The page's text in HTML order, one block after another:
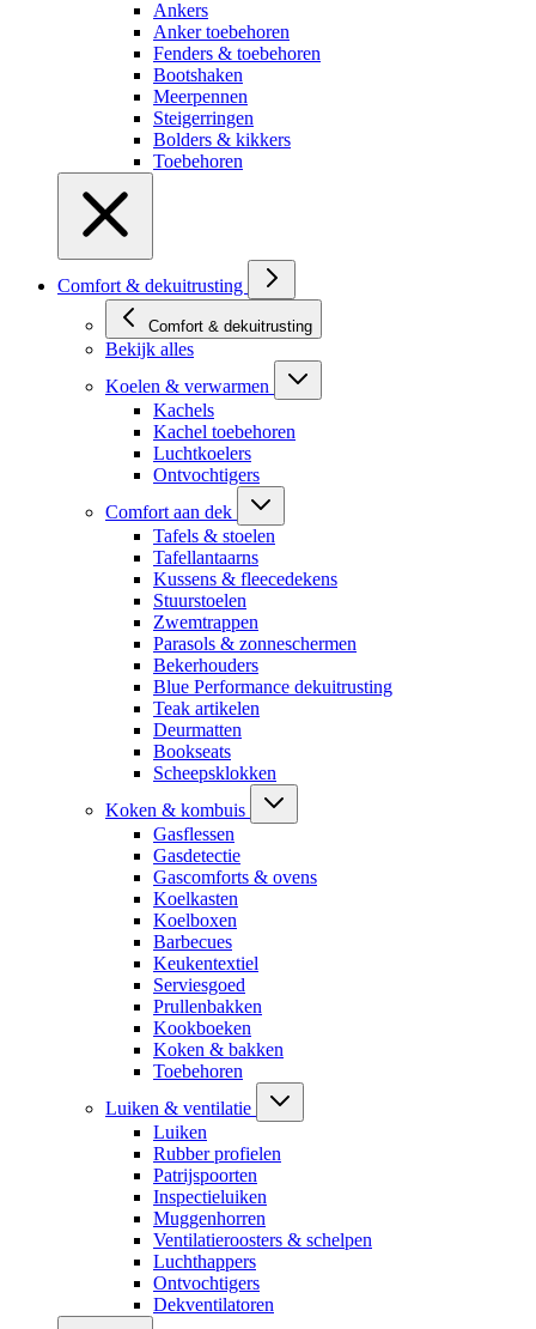
Ankers
Anker toebehoren
Fenders & toebehoren
Bootshaken
Meerpennen
Steigerringen
Bolders & kikkers
Toebehoren
Comfort & dekuitrusting
Comfort & dekuitrusting
Bekijk alles
Koelen & verwarmen
Kachels
Kachel toebehoren
Luchtkoelers
Ontvochtigers
Comfort aan dek
Tafels & stoelen
Tafellantaarns
Kussens & fleecedekens
Stuurstoelen
Zwemtrappen
Parasols & zonneschermen
Bekerhouders
Blue Performance dekuitrusting
Teak artikelen
Deurmatten
Bookseats
Scheepsklokken
Koken & kombuis
Gasflessen
Gasdetectie
Gascomforts & ovens
Koelkasten
Koelboxen
Barbecues
Keukentextiel
Serviesgoed
Prullenbakken
Kookboeken
Koken & bakken
Toebehoren
Luiken & ventilatie
Luiken
Rubber profielen
Patrijspoorten
Inspectieluiken
Muggenhorren
Ventilatieroosters & schelpen
Luchthappers
Ontvochtigers
Dekventilatoren